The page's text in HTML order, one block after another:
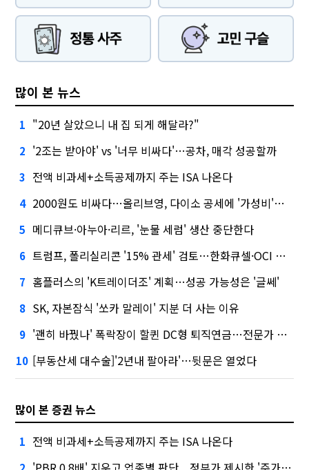
많이 본 뉴스
1 "20년 살았으니 내 집 되게 해달라?"
2 '2조는 받아야' vs '너무 비싸다'…공차, 매각 성공할까
3 전액 비과세+소득공제까지 주는 ISA 나온다
4 2000원도 비싸다…올리브영, 다이소 공세에 '가성비'로 맞불
5 메디큐브·아누아·리르, '눈물 세럼' 생산 중단한다
6 트럼프, 폴리실리콘 '15% 관세' 검토…한화큐셀·OCI 영향은?
7 홈플러스의 'K트레이더조' 계획…성공 가능성은 '글쎄'
8 SK, 자본잠식 '쏘카 말레이' 지분 더 사는 이유
9 '괜히 바꿨나' 폭락장이 할퀸 DC형 퇴직연금…전문가 조언은
10 [부동산세 대수술]'2년내 팔아라'…뒷문은 열었다
많이 본 증권 뉴스
1 전액 비과세+소득공제까지 주는 ISA 나온다